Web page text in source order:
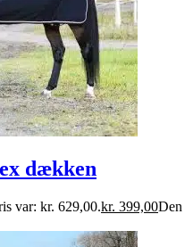
dækken
var: kr. 629,00.kr. 399,00Den